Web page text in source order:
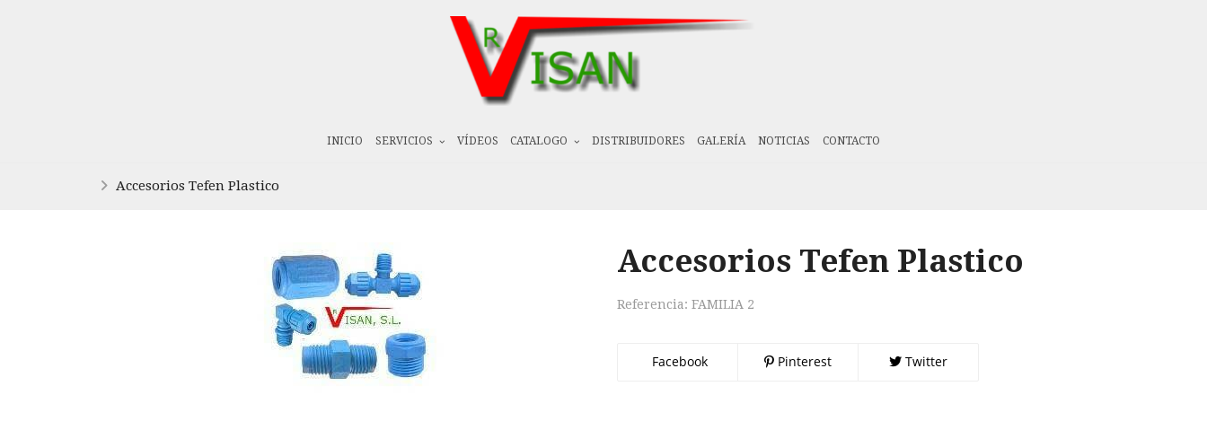
INICIO SERVICIOS VÍDEOS CATALOGO DISTRIBUIDORES GALERÍA NOTICIAS CONTACTO
Accesorios Tefen Plastico
Accesorios Tefen Plastico
Referencia: FAMILIA 2
Facebook Pinterest Twitter